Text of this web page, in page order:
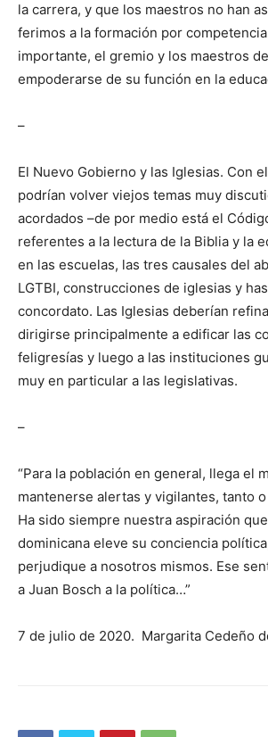
la carrera, y que los maestros no han
ferimos a la formación por
importante, el gremio y los maestros
empoderarse de su función en la
–
El Nuevo Gobierno y las Iglesias. Con
po­drían volver viejos temas muy
acordados –de por medio está el
referentes a la lectura de la Biblia y la
en las escuelas, las tres causales del
LGTBI, cons­trucciones de iglesias y
concordato. Las Iglesias deberían
dirigirse principalmente a edificar las
feligresías y luego a las instituciones
muy en parti­cular a las legislativas.
–
“Para la población en general, llega el
mantenerse alertas y vigilantes, tanto
Ha sido siempre nuestra aspiración
domi­nica­na eleve su conciencia
perjudique a nosotros mismos. Ese
a Juan Bosch a la política…”
7 de julio de 2020. Margarita Cedeño